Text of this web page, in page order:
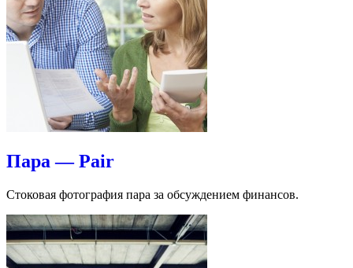
Пара — Pair
Стоковая фотография пара за обсуждением финансов.